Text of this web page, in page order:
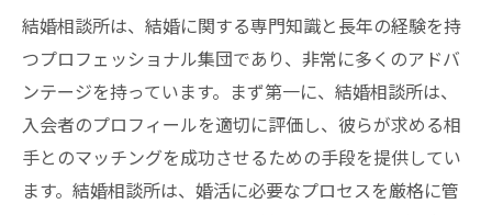
結婚相談所は、結婚に関する専門知識と長年の経験を持
つプロフェッショナル集団であり、非常に多くのアドバ
ンテージを持っています。まず第一に、結婚相談所は、
入会者のプロフィールを適切に評価し、彼らが求める相
手とのマッチングを成功させるための手段を提供してい
ます。結婚相談所は、婚活に必要なプロセスを厳格に管